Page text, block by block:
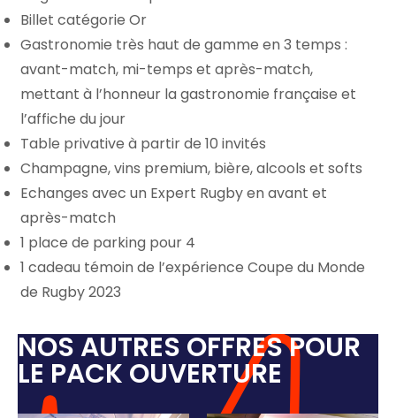
Billet catégorie Or
Gastronomie très haut de gamme en 3 temps :
avant-match, mi-temps et après-match,
mettant à l’honneur la gastronomie française et
l’affiche du jour
Table privative à partir de 10 invités
Champagne, vins premium, bière, alcools et softs
Echanges avec un Expert Rugby en avant et
après-match
1 place de parking pour 4
1 cadeau témoin de l’expérience Coupe du Monde
de Rugby 2023
NOS AUTRES OFFRES POUR
LE PACK OUVERTURE